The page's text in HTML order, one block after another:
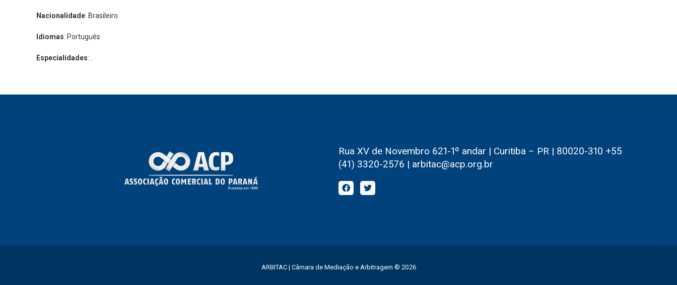
Nacionalidade: Brasileiro
Idiomas: Português
Especialidades: .
Rua XV de Novembro 621-1º andar | Curitiba – PR | 80020-310 +55
(41) 3320-2576 | arbitac@acp.org.br
ARBITAC | Câmara de Mediação e Arbitragem © 2026